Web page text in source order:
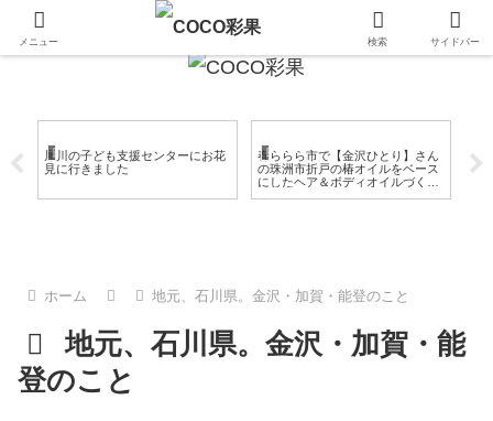
金沢 加賀 能登のおいしいもの
こと 日々のこと
犀川の子ども支援センターにお花
見に行きました
日々のこと
春ららら市で【金沢ひとり】さん
の珠洲市折戸の椿オイルをベース
にしたヘア＆ボディオイルづくり
業
は
ホーム 地元、石川県。金沢・加賀・能登のこと
地元、石川県。金沢・加賀・能
登のこと
メニュー 検索 サイドバー